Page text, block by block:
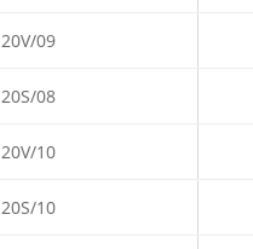
09
08
10
10